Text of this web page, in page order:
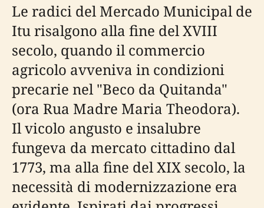
Le radici del Mercado Municipal de
Itu risalgono alla fine del XVIII
secolo, quando il commercio
agricolo avveniva in condizioni
precarie nel "Beco da Quitanda"
(ora Rua Madre Maria Theodora).
Il vicolo angusto e insalubre
fungeva da mercato cittadino dal
1773, ma alla fine del XIX secolo, la
necessità di modernizzazione era